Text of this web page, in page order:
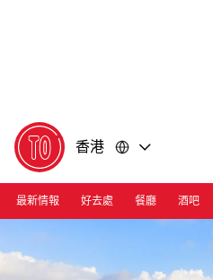
香港
最新情報 好去處 餐廳 酒吧